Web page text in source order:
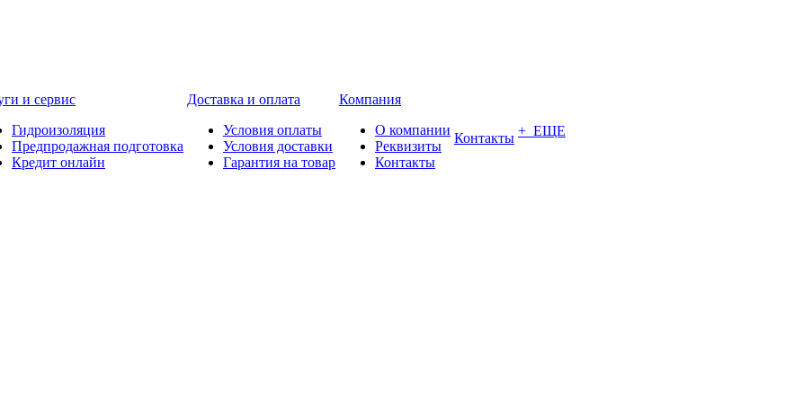
и сервис
Гидроизоляция
Предпродажная подготовка
Кредит онлайн
Доставка и оплата
Условия оплаты
Условия доставки
Гарантия на товар
Компания
О компании
Реквизиты
Контакты
Контакты + ЕЩЕ